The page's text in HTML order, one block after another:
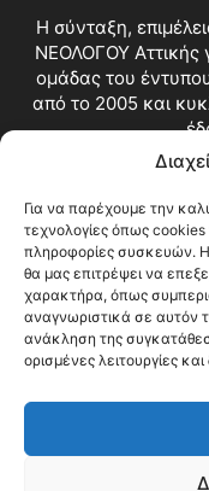
Για να παρέχουμε την
τεχνολογίες όπως
πληροφορίες συσκευών. Η
θα μας επιτρέψει να
χαρακτήρα, όπως
αναγνωριστικά σε αυτόν
ανάκληση της
ορισμένες λειτουργίες
Η σύνταξη,
ΝΕΟΛΟΓΟΥ Αττικής
ομάδας του
από το 2005 και
Videos